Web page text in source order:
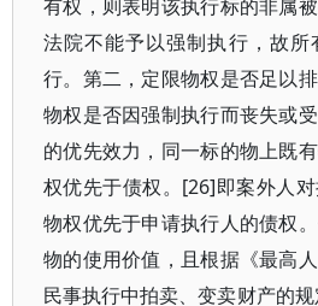
有权，则表明该执行标的非属
法院不能予以强制执行，故
行。第二，定限物权是否足以
物权是否因强制执行而丧失或
的优先效力，同一标的物上既
权优先于债权。[26]即案外人
物权优先于申请执行人的债权
物的使用价值，且根据《最高
民事执行中拍卖、变卖财产的